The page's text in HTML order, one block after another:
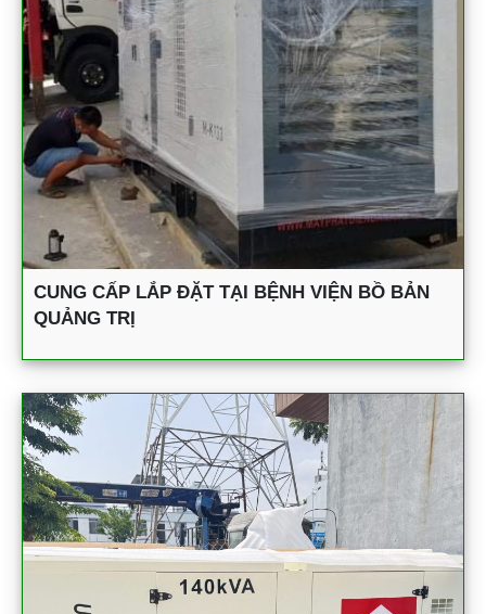
CUNG CẤP LẮP ĐẶT TẠI BỆNH VIỆN BỒ BẢN
QUẢNG TRỊ